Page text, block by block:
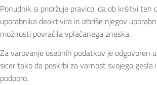
Ponudnik si pridržuje pravico, da ob kršitvi teh
uporabnika deaktivira in izbriše njegov
možnosti povračila vplačanega zneska.
Za varovanje osebnih podatkov je odgovoren
sicer tako da poskrbi za varnost svojega gesla
podporo.